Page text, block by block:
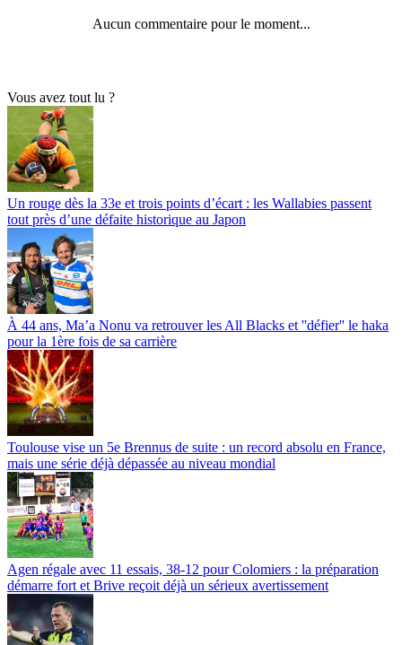
Aucun commentaire pour le moment...
Vous avez tout lu ?
Un rouge dès la 33e et trois points d’écart : les Wallabies passent
tout près d’une défaite historique au Japon
À 44 ans, Ma’a Nonu va retrouver les All Blacks et ''défier'' le haka
pour la 1ère fois de sa carrière
Toulouse vise un 5e Brennus de suite : un record absolu en France,
mais une série déjà dépassée au niveau mondial
Agen régale avec 11 essais, 38-12 pour Colomiers : la préparation
démarre fort et Brive reçoit déjà un sérieux avertissement